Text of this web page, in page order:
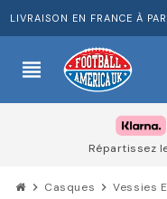
LIVRAISON EN FRANCE À
view_headline
Répartissez
chevron_right Casques chevron_right Vessies